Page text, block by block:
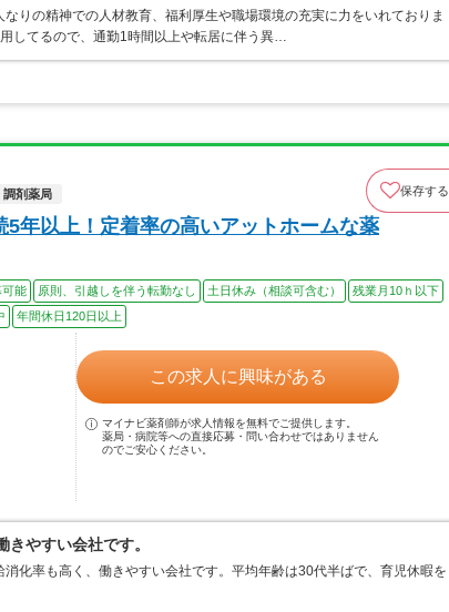
りの精神での人材教育、福利厚生や職場環境の充実に力をいれておりま
してるので、通勤1時間以上や転居に伴う異…
調剤薬局 保存する
5年以上！定着率の高いアットホームな薬
可能 原則、引越しを伴う転勤なし 土日休み（相談可含む）
残業月10ｈ以下
年間休日120日以上
この求人に興味がある
マイナビ薬剤師が求人情報を無料でご提供します。
薬局・病院等への直接応募・問い合わせではありません
のでご安心ください。
やすい会社です。
化率も高く、働きやすい会社です。平均年齢は30代半ばで、育児休暇を